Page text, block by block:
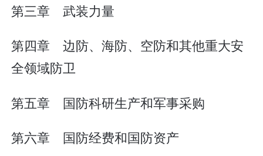
第三章 武装力量
第四章 边防、海防、空防和其他重大安
全领域防卫
第五章 国防科研生产和军事采购
第六章 国防经费和国防资产